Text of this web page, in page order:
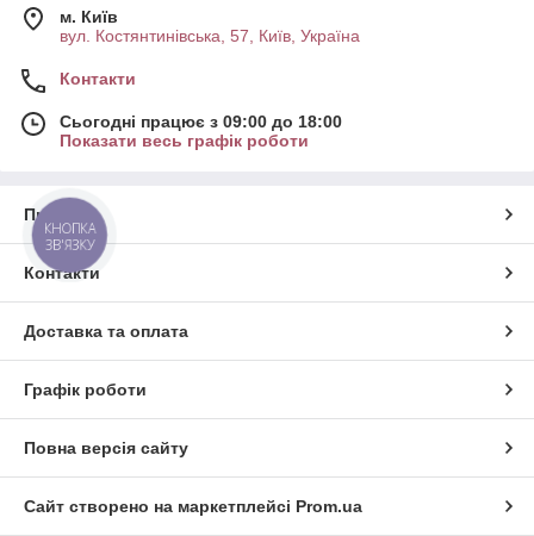
м. Київ
вул. Костянтинівська, 57, Київ, Україна
Контакти
Сьогодні працює з 09:00 до 18:00
Показати весь графік роботи
Про нас
Контакти
Доставка та оплата
Графік роботи
Повна версія сайту
Сайт створено на маркетплейсі Prom.ua
КНОПКА
ЗВ'ЯЗКУ